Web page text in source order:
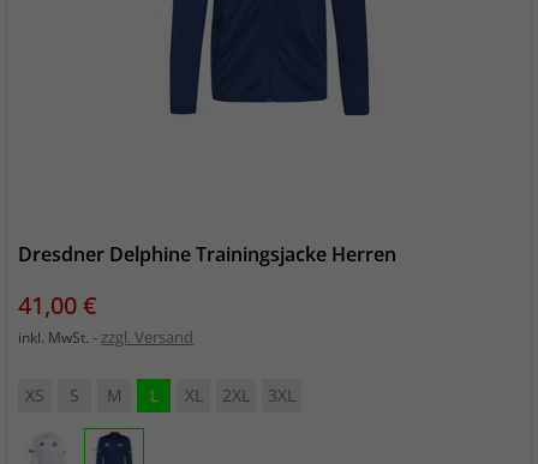
Dresdner Delphine Trainingsjacke Herren
Preis
41,00 €
inkl. MwSt. zzgl. Versand
XS S M L XL 2XL 3XL